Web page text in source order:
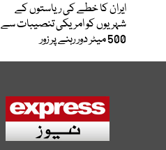
ایران کا خطے کی ریاستوں کے
شہریوں کو امریکی تنصیبات سے
500 میٹر دور رہنے پر زور